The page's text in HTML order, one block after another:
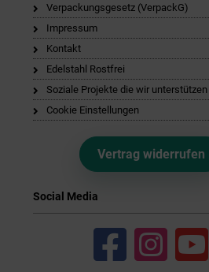
Verpackungsgesetz (VerpackG)
Impressum
Kontakt
Edelstahl Rostfrei
Soziale Projekte die wir unterstützen
Cookie Einstellungen
Vertrag widerrufen
Social Media